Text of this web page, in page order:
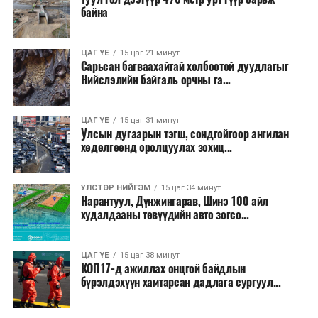
байна
ЦАГ ҮЕ 15 цаг 21 минут
Сарьсан багваахайтай холбоотой дуудлагыг
Нийслэлийн байгаль орчны га...
ЦАГ ҮЕ 15 цаг 31 минут
Улсын дугаарын тэгш, сондгойгоор ангилан
хөдөлгөөнд оролцуулах зохиц...
УЛСТӨР НИЙГЭМ 15 цаг 34 минут
Нарантуул, Дүнжингарав, Шинэ 100 айл
худалдааны төвүүдийн авто зогсо...
ЦАГ ҮЕ 15 цаг 38 минут
КОП17-д ажиллах онцгой байдлын
бүрэлдэхүүн хамтарсан дадлага сургуул...